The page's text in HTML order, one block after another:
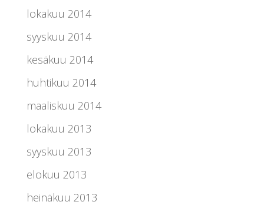
lokakuu 2014
syyskuu 2014
kesäkuu 2014
huhtikuu 2014
maaliskuu 2014
lokakuu 2013
syyskuu 2013
elokuu 2013
heinäkuu 2013